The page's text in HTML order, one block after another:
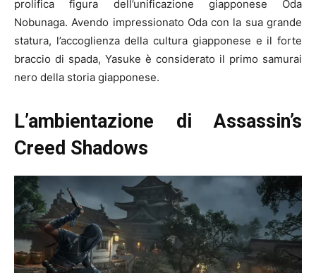
prolifica figura dell’unificazione giapponese Oda
Nobunaga. Avendo impressionato Oda con la sua grande
statura, l’accoglienza della cultura giapponese e il forte
braccio di spada, Yasuke è considerato il primo samurai
nero della storia giapponese.
L’ambientazione di Assassin’s
Creed Shadows